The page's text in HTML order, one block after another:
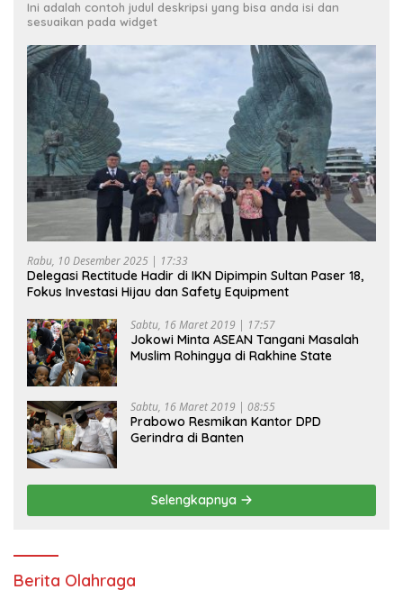
Ini adalah contoh judul deskripsi yang bisa anda isi dan
sesuaikan pada widget
Rabu, 10 Desember 2025 | 17:33
Delegasi Rectitude Hadir di IKN Dipimpin Sultan Paser 18,
Fokus Investasi Hijau dan Safety Equipment
Sabtu, 16 Maret 2019 | 17:57
Jokowi Minta ASEAN Tangani Masalah
Muslim Rohingya di Rakhine State
Sabtu, 16 Maret 2019 | 08:55
Prabowo Resmikan Kantor DPD
Gerindra di Banten
Selengkapnya
Berita Olahraga